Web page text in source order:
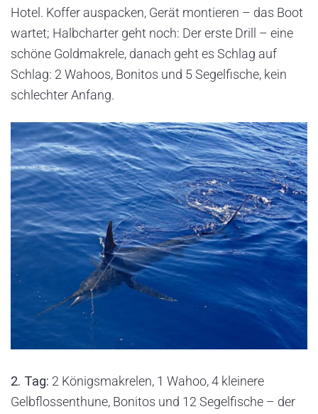
Hotel. Koffer auspacken, Gerät montieren – das Boot
wartet; Halbcharter geht noch: Der erste Drill – eine
schöne Goldmakrele, danach geht es Schlag auf
Schlag: 2 Wahoos, Bonitos und 5 Segelfische, kein
schlechter Anfang.
2. Tag: 2 Königsmakrelen, 1 Wahoo, 4 kleinere
Gelbflossenthune, Bonitos und 12 Segelfische – der